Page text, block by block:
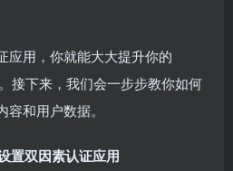
应用，你就能大大提升你的
接下来，我们会一步步教你如何
和用户数据。
置双因素认证应用